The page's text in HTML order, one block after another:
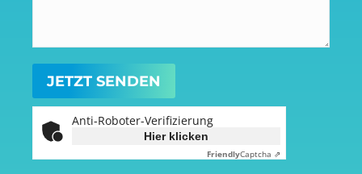
Anti-Roboter-Verifizierung
Hier klicken
FriendlyCaptcha ⇗